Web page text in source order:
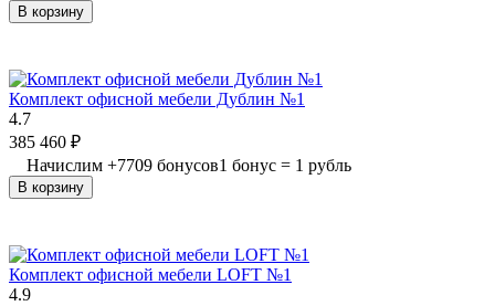
В корзину
Комплект офисной мебели Дублин №1
4.7
385 460 ₽
Начислим +7709 бонусов1 бонус = 1 рубль
В корзину
Комплект офисной мебели LOFT №1
4.9